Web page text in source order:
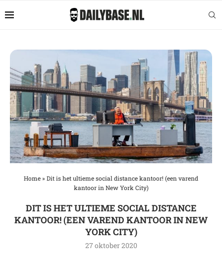
Home» Dit is het ultieme social distance kantoor! (een varend
kantoor in New York City)
DIT IS HET ULTIEME SOCIAL DISTANCE
KANTOOR! (EEN VAREND KANTOOR IN NEW
YORK CITY)
27 oktober 2020